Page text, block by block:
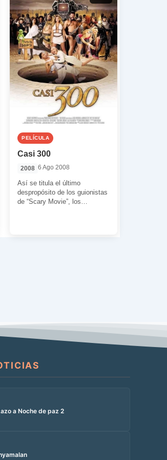
PELÍCULA
Casi 300
2008 6 Ago 2008
Así se titula el último
despropósito de los guionistas
de “Scary Movie”, los
a Noche de paz 2